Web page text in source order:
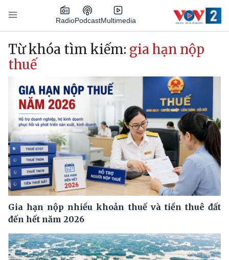
Nhảy đến nội dung
RadioPodcastMultimedia
Main navigation
Từ khóa tìm kiếm: gia hạn nộp
thuế
Gia hạn nộp nhiều khoản thuế và tiền thuê đất
đến hết năm 2026